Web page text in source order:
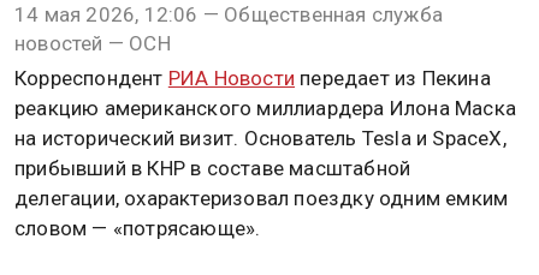
14 мая 2026, 12:06 — Общественная служба
новостей — ОСН
Корреспондент РИА Новости передает из Пекина
реакцию американского миллиардера Илона Маска
на исторический визит. Основатель Tesla и SpaceX,
прибывший в КНР в составе масштабной
делегации, охарактеризовал поездку одним емким
словом — «потрясающе».